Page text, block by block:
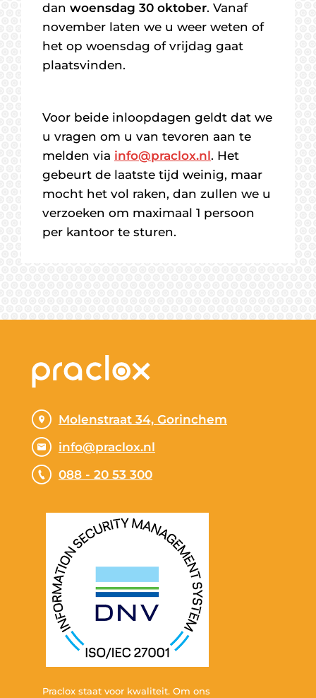
dan woensdag 30 oktober. Vanaf
november laten we u weer weten of
het op woensdag of vrijdag gaat
plaatsvinden.
Voor beide inloopdagen geldt dat we
u vragen om u van tevoren aan te
melden via info@praclox.nl. Het
gebeurt de laatste tijd weinig, maar
mocht het vol raken, dan zullen we u
verzoeken om maximaal 1 persoon
per kantoor te sturen.
Molenstraat 34, Gorinchem
info@praclox.nl
088 - 20 53 300
Praclox staat voor kwaliteit. Om ons